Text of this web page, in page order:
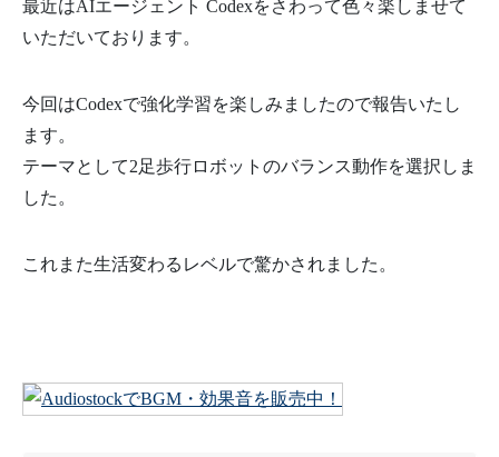
最近はAIエージェント Codexをさわって色々楽しませて
いただいております。
今回はCodexで強化学習を楽しみましたので報告いたし
ます。
テーマとして2足歩行ロボットのバランス動作を選択しま
した。
これまた生活変わるレベルで驚かされました。